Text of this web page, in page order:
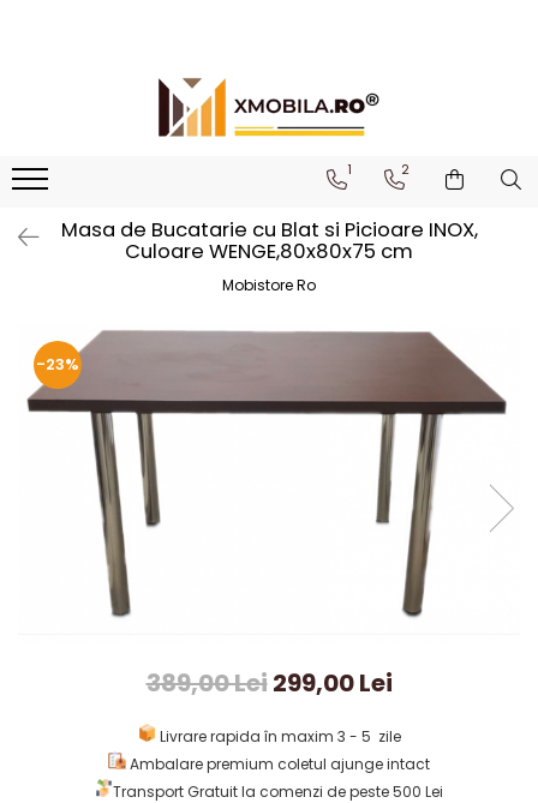
Bucătării Complete
Corpuri superioare bucătărie
Corpuri inferioare bucătărie
Mobilier institutional
Dulapuri 2 uși
Birouri
1 2
Masa de Bucatarie cu Blat si Picioare INOX,
Culoare WENGE,80x80x75 cm
Mobistore Ro
-23%
389,00 Lei299,00 Lei
Livrare rapida în maxim 3 - 5 zile
Ambalare premium coletul ajunge intact
Transport Gratuit la comenzi de peste 500 Lei